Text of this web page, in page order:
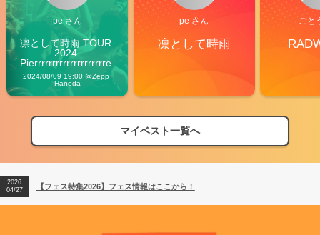
pe さん
凛として時雨 TOUR
2024
Pierrrrrrrrrrrrrrrrrrrre
Vibes
2024/08/09 19:00 @Zepp
Haneda
pe さん
凛として時雨
ごと
マイベスト一覧へ
【フェス特集2026】フェス情報はここから！
【ライブ動員ランキング】2026年上半期編発表！
2026
04/27
【フェス特集2026】フェス情報はここから！
2026